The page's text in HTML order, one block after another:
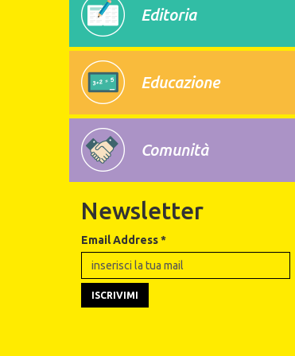
Editoria
Educazione
Comunità
Newsletter
Email Address*